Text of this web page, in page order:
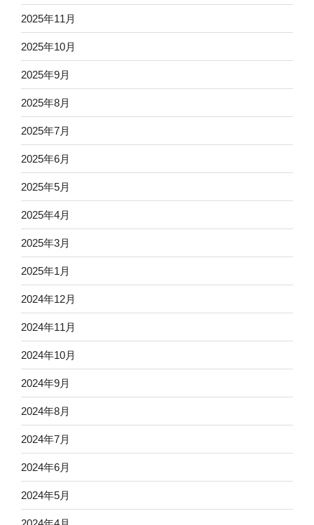
2025年11月
2025年10月
2025年9月
2025年8月
2025年7月
2025年6月
2025年5月
2025年4月
2025年3月
2025年1月
2024年12月
2024年11月
2024年10月
2024年9月
2024年8月
2024年7月
2024年6月
2024年5月